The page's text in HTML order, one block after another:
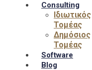
Consulting
Ιδιωτικός
Τομέας
Δημόσιος
Τομέας
Software
Blog